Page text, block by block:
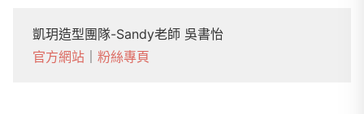
凱玥造型團隊-Sandy老師 吳書怡
官方網站
粉絲專頁